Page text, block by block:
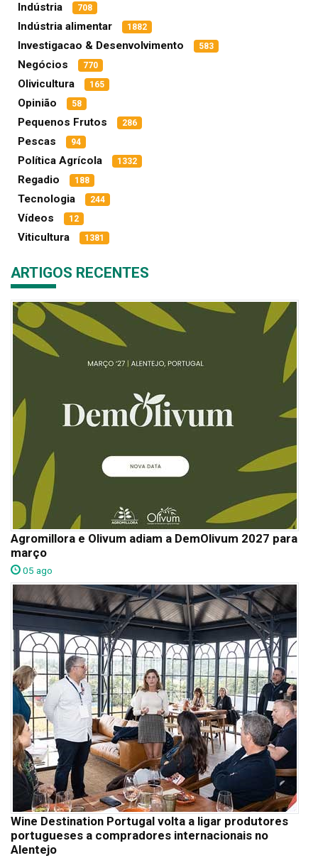
Indústria 708
Indústria alimentar 1882
Investigacao & Desenvolvimento 583
Negócios 770
Olivicultura 165
Opinião 58
Pequenos Frutos 286
Pescas 94
Política Agrícola 1332
Regadio 188
Tecnologia 244
Vídeos 12
Viticultura 1381
ARTIGOS RECENTES
Agromillora e Olivum adiam a DemOlivum 2027 para
março
05 ago
Wine Destination Portugal volta a ligar produtores
portugueses a compradores internacionais no
Alentejo